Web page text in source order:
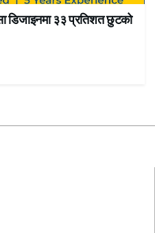
डिजाइनमा ३३ प्रतिशत छुटको